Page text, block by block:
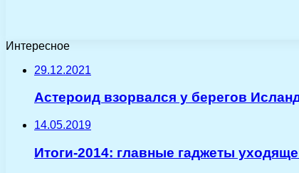
Интересное
29.12.2021
Астероид взорвался у берегов
14.05.2019
Итоги-2014: главные гаджеты